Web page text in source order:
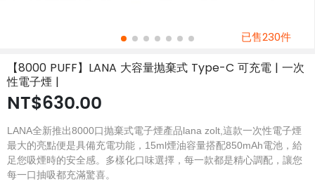
已售230件
【8000 PUFF】LANA 大容量抛棄式 Type-C 可充電 | 一次
性電子煙 |
NT$630.00
LANA全新推出8000口抛棄式電子煙產品lana zolt,這款一次性電子煙
最大的亮點便是具備充電功能，15ml煙油容量搭配850mAh電池，給
足您吸煙時的安全感。多樣化口味選擇，每一款都是精心調配，讓您
每一口抽吸都充滿驚喜。